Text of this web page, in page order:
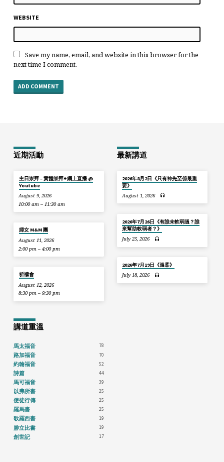
WEBSITE
Save my name, email, and website in this browser for the
next time I comment.
近期活動
主日崇拜 – 實體崇拜+網上直播 @
Youtube
August 9, 2026
10:00 am – 11:30 am
婦女 M&M 團
August 11, 2026
2:00 pm – 4:00 pm
祈禱會
August 12, 2026
8:30 pm – 9:30 pm
最新講道
2026年8月2日《只有神先至係最重
要》
August 1, 2026
2026年7月26日《有誰未軟弱過？誰
來幫助軟弱者？》
July 25, 2026
2026年7月19日《溫柔》
July 18, 2026
講道重溫
馬太福音 78
路加福音 70
約翰福音 52
詩篇 44
馬可福音 39
以弗所書 25
使徒行傳 25
羅馬書 25
歌羅西書 19
腓立比書 19
創世記 17